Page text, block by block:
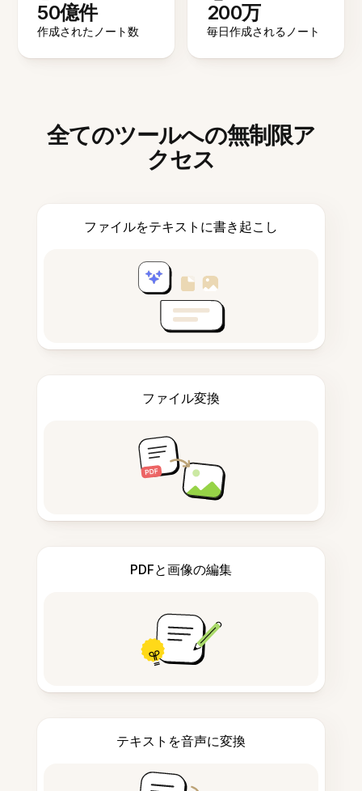
50億件
作成されたノート数
200万
毎日作成されるノート
全てのツールへの無制限ア
クセス
ファイルをテキストに書き起こし
ファイル変換
PDFと画像の編集
テキストを音声に変換